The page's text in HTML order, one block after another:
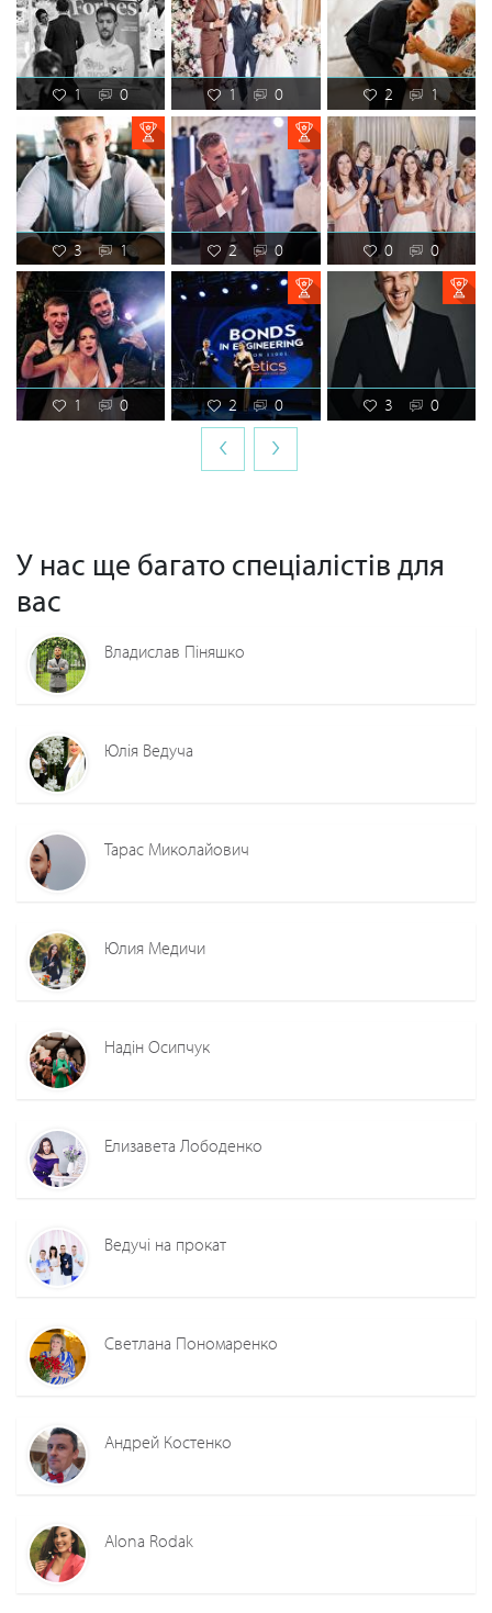
1 0 1 0 2 1
3 1 2 0 0 0
1 0 2 0 3 0
‹ ›
У нас ще багато спеціалістів для
вас
Владислав Піняшко
Юлія Ведуча
Тарас Миколайович
Юлия Медичи
Надін Осипчук
Елизавета Лободенко
Ведучі на прокат
Светлана Пономаренко
Андрей Костенко
Alona Rodak